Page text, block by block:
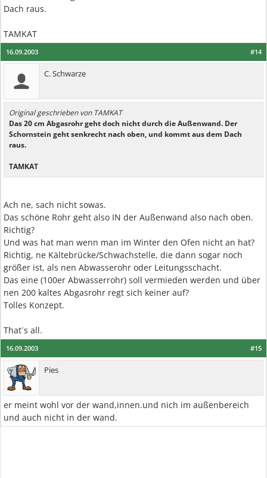
Dach raus.
TAMKAT
#14
16.09.2003
C. Schwarze
Original geschrieben von TAMKAT
Das 20 cm Abgasrohr geht doch nicht durch die Außenwand. Der
Schornstein geht senkrecht nach oben, und kommt aus dem Dach
raus.
TAMKAT
Ach ne, sach nicht sowas.
Das schöne Rohr geht also IN der Außenwand also nach oben.
Richtig?
Und was hat man wenn man im Winter den Ofen nicht an hat?
Richtig, ne Kältebrücke/Schwachstelle, die dann sogar noch
größer ist, als nen Abwasserohr oder Leitungsschacht.
Das eine (100er Abwasserrohr) soll vermieden werden und über
nen 200 kaltes Abgasrohr regt sich keiner auf?
Tolles Konzept.
That´s all.
#15
16.09.2003
Pies
er meint wohl vor der wand,innen.und nich im außenbereich
und auch nicht in der wand.